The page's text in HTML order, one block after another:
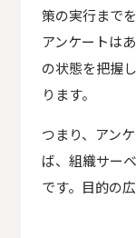
策の実行まで
アンケートは
の状態を把握
ります。
つまり、アン
ば、組織サー
です。目的の